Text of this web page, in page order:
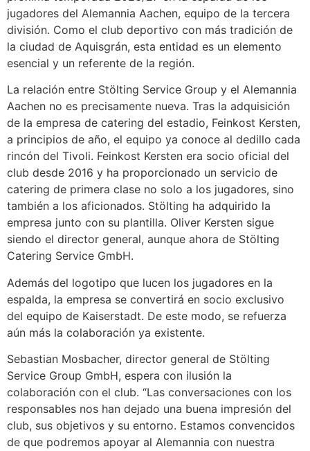
jugadores del Alemannia Aachen, equipo de la tercera
división. Como el club deportivo con más tradición de
la ciudad de Aquisgrán, esta entidad es un elemento
esencial y un referente de la región.
La relación entre Stölting Service Group y el Alemannia
Aachen no es precisamente nueva. Tras la adquisición
de la empresa de catering del estadio, Feinkost Kersten,
a principios de año, el equipo ya conoce al dedillo cada
rincón del Tivoli. Feinkost Kersten era socio oficial del
club desde 2016 y ha proporcionado un servicio de
catering de primera clase no solo a los jugadores, sino
también a los aficionados. Stölting ha adquirido la
empresa junto con su plantilla. Oliver Kersten sigue
siendo el director general, aunque ahora de Stölting
Catering Service GmbH.
Además del logotipo que lucen los jugadores en la
espalda, la empresa se convertirá en socio exclusivo
del equipo de Kaiserstadt. De este modo, se refuerza
aún más la colaboración ya existente.
Sebastian Mosbacher, director general de Stölting
Service Group GmbH, espera con ilusión la
colaboración con el club. “Las conversaciones con los
responsables nos han dejado una buena impresión del
club, sus objetivos y su entorno. Estamos convencidos
de que podremos apoyar al Alemannia con nuestra